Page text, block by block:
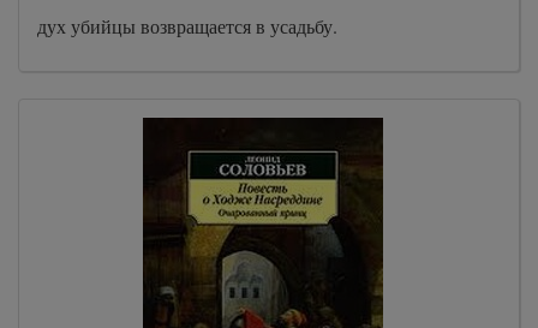
дух убийцы возвращается в усадьбу.